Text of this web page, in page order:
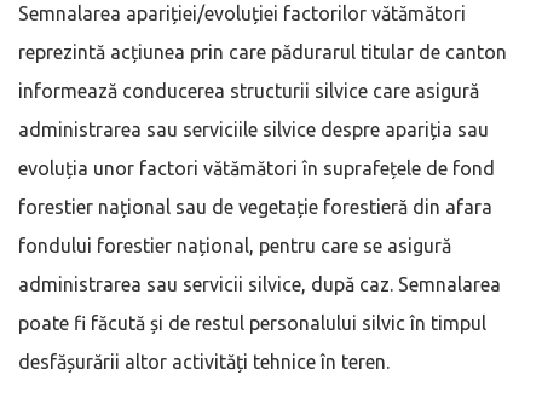
Semnalarea apariției/evoluției factorilor vătămători
reprezintă acțiunea prin care pădurarul titular de canton
informează conducerea structurii silvice care asigură
administrarea sau serviciile silvice despre apariția sau
evoluția unor factori vătămători în suprafețele de fond
forestier național sau de vegetație forestieră din afara
fondului forestier național, pentru care se asigură
administrarea sau servicii silvice, după caz. Semnalarea
poate fi făcută și de restul personalului silvic în timpul
desfășurării altor activități tehnice în teren.